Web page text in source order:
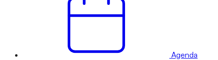
Agenda